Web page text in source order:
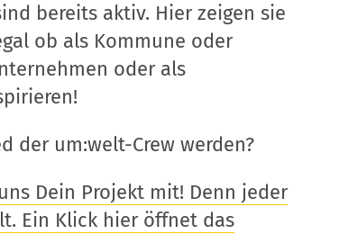
bereits aktiv. Hier zeigen sie
ob als Kommune oder
oder als
der um:welt-Crew werden?
Dein Projekt mit! Denn jeder
Ein Klick hier öffnet das